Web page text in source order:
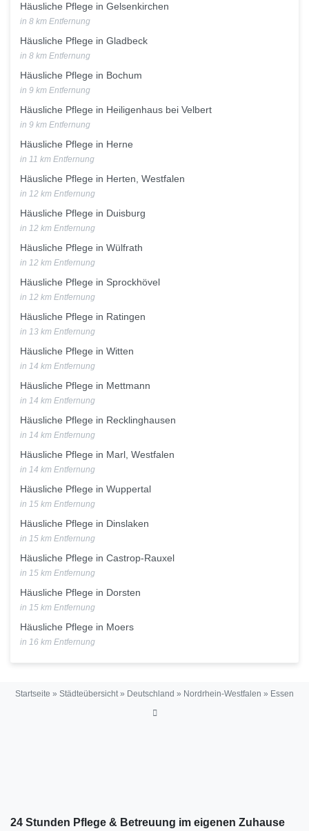
Häusliche Pflege in Gelsenkirchen
in 8 km Entfernung
Häusliche Pflege in Gladbeck
in 8 km Entfernung
Häusliche Pflege in Bochum
in 9 km Entfernung
Häusliche Pflege in Heiligenhaus bei Velbert
in 9 km Entfernung
Häusliche Pflege in Herne
in 11 km Entfernung
Häusliche Pflege in Herten, Westfalen
in 12 km Entfernung
Häusliche Pflege in Duisburg
in 12 km Entfernung
Häusliche Pflege in Wülfrath
in 12 km Entfernung
Häusliche Pflege in Sprockhövel
in 12 km Entfernung
Häusliche Pflege in Ratingen
in 13 km Entfernung
Häusliche Pflege in Witten
in 14 km Entfernung
Häusliche Pflege in Mettmann
in 14 km Entfernung
Häusliche Pflege in Recklinghausen
in 14 km Entfernung
Häusliche Pflege in Marl, Westfalen
in 14 km Entfernung
Häusliche Pflege in Wuppertal
in 15 km Entfernung
Häusliche Pflege in Dinslaken
in 15 km Entfernung
Häusliche Pflege in Castrop-Rauxel
in 15 km Entfernung
Häusliche Pflege in Dorsten
in 15 km Entfernung
Häusliche Pflege in Moers
in 16 km Entfernung
Startseite » Städteübersicht» Deutschland » Nordrhein-Westfalen » Essen
24 Stunden Pflege & Betreuung im eigenen Zuhause